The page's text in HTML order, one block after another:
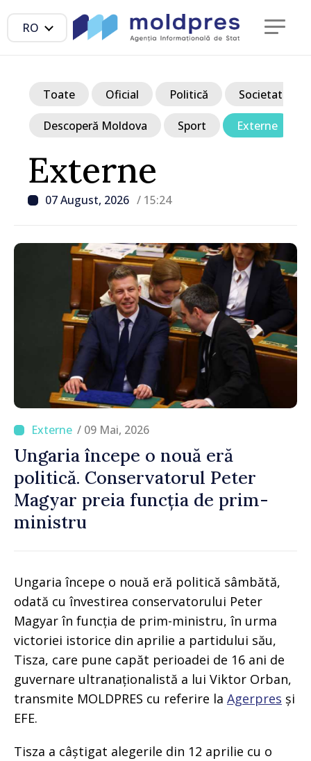
RO
Externe
07 August, 2026 / 15:24
Toate Oficial Politică Societate
Descoperă Moldova Sport Externe
/ 09 Mai, 2026
Ungaria începe o nouă eră
politică. Conservatorul Peter
Magyar preia funcția de prim-
ministru
Ungaria începe o nouă eră politică sâmbătă,
odată cu învestirea conservatorului Peter
Magyar în funcția de prim-ministru, în urma
victoriei istorice din aprilie a partidului său,
Tisza, care pune capăt perioadei de 16 ani de
guvernare ultranaționalistă a lui Viktor Orban,
transmite MOLDPRES cu referire la Agerpres și
EFE.
Tisza a câștigat alegerile din 12 aprilie cu o